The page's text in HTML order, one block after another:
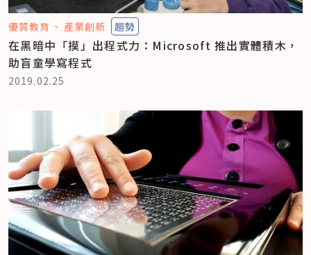
優質教育 產業創新 趨勢
在黑暗中「摸」出程式力：Microsoft 推出實體積木，
助盲童學寫程式
2019.02.25